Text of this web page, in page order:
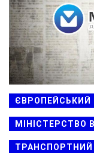
ЄВРОПЕЙСЬКИЙ
МІНІСТЕРСТВО
ТРАНСПОРТНИЙ